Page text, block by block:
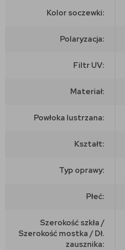
Kolor soczewki:
Polaryzacja:
Filtr UV:
Materiał:
Powłoka lustrzana:
Kształt:
Typ oprawy:
Płeć:
Szerokość szkła /
Szerokość mostka / Dł.
zausznika: